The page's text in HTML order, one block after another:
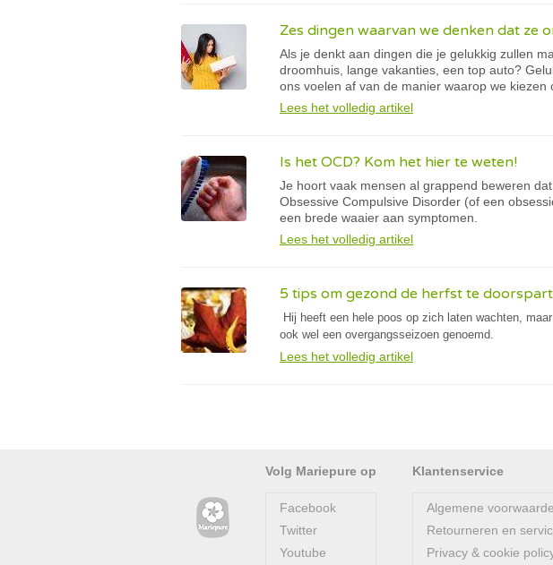
Zes dingen waarvan we denken dat ze
Als je denkt aan dingen die je gelukkig zullen
droomhuis, lange vakanties, een top auto?
ons voelen af van de manier waarop we kiezen
Lees het volledig artikel
Is het OCD? Kom het hier te weten!
Je hoort vaak mensen al grappend beweren
Obsessive Compulsive Disorder (of een
een brede waaier aan symptomen.
Lees het volledig artikel
5 tips om gezond de herfst te
Hij heeft een hele poos op zich laten wachten,
ook wel een overgangsseizoen genoemd.
Lees het volledig artikel
Volg Mariepure op
Facebook
Twitter
Youtube
Klantenservice
Algemene
Retourneren en
Privacy & cookie